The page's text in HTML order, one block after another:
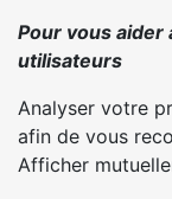
Pour vous aider
utilisateurs
Analyser votre
afin de vous
Afficher